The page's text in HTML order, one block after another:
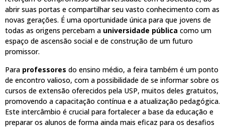
abrir suas portas e compartilhar seu vasto conhecimento com as
novas gerações. É uma oportunidade única para que jovens de
todas as origens percebam a universidade pública como um
espaço de ascensão social e de construção de um futuro
promissor.
Para professores do ensino médio, a feira também é um ponto
de encontro valioso, com a possibilidade de se informar sobre os
cursos de extensão oferecidos pela USP, muitos deles gratuitos,
promovendo a capacitação contínua e a atualização pedagógica.
Este intercâmbio é crucial para fortalecer a base da educação e
preparar os alunos de forma ainda mais eficaz para os desafios